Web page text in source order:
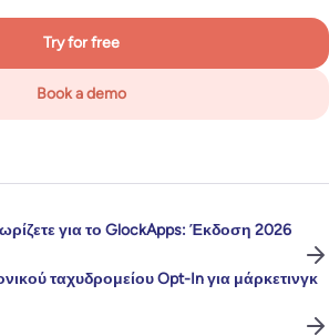
Try for free
Book a demo
για το GlockApps: Έκδοση 2026
ταχυδρομείου Opt-In για μάρκετινγκ